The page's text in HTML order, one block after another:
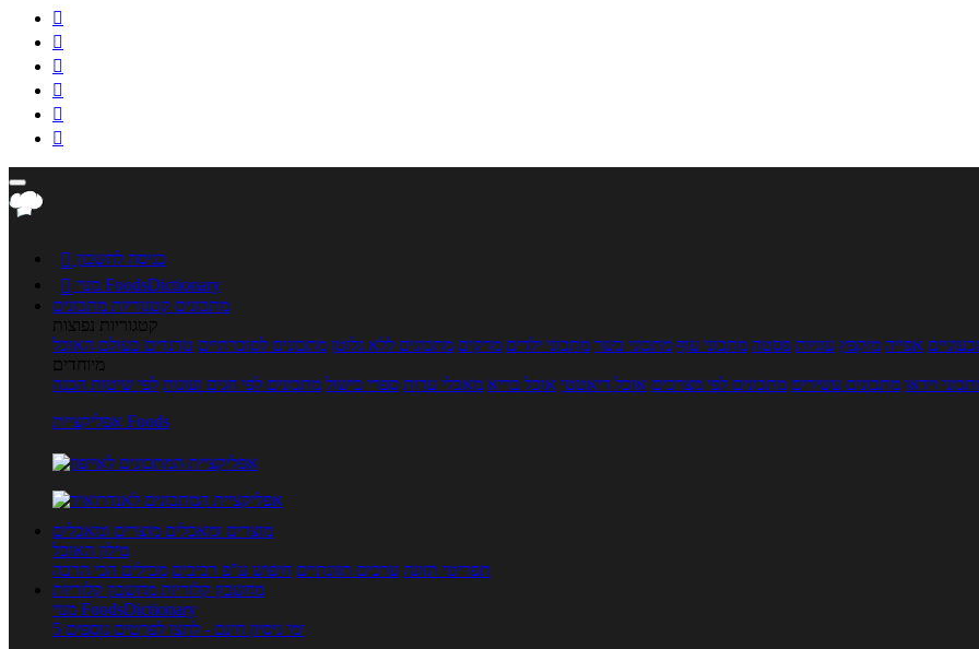






 כניסה לחשבון

מנוי FoodsDictionary
מתכונים קטגוריות מתכונים
קטגוריות נפוצות
אפייה מוקפץ עוגיות פסטה מתכוני עוף מתכוני בשר מתכוני ילדים מרקים מתכונים ללא גלוטן מתכונים לסוכרתיים טרנדים בעולם האוכל
מיוחדים
וידאו מתכונים עשירים מתכונים לפי מצרכים אוכל דיאטטי אוכל בריא מאכלי עדות ספרי בישול מתכונים לפי חגים ועונות לפי שיטות הכנה
אפליקציית Foods
מוצרים ומאכלים מוצרים ומאכלים
מילון האוכל
תפריטי תזונה ערכים תזונתיים חיפוש ע"פ רכיבים מכילים הכי הרבה
מחשבון קלוריות מחשבון קלוריות
מנוי FoodsDictionary
5 ימי ניסיון חינם - לחצו לפרטים נוספים